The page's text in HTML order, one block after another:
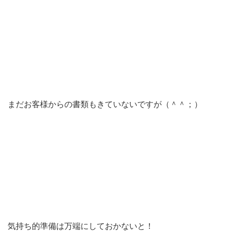
まだお客様からの書類もきていないですが（＾＾；）
気持ち的準備は万端にしておかないと！